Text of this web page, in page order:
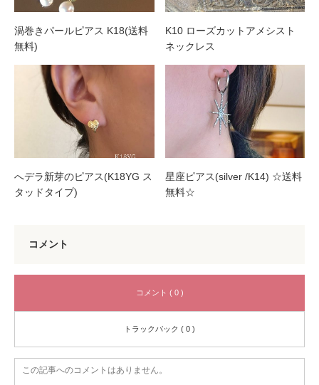
渦巻きパールピアス K18(送料
無料)
K10 ローズカットアメシスト
ネックレス
へデラ新芽のピアス(K18YG ス
タッドタイプ)
星座ピアス(silver /K14) ☆送料
無料☆
コメント
コメント ( 0 )
トラックバック ( 0 )
この記事へのコメントはありません。